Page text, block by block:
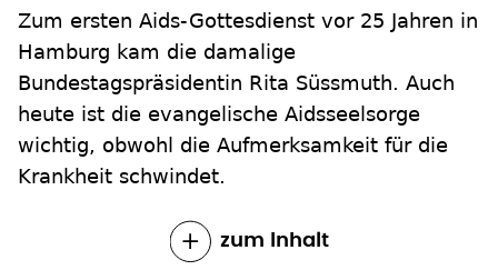
Zum ersten Aids-Gottesdienst vor 25 Jahren in
Hamburg kam die damalige
Bundestagspräsidentin Rita Süssmuth. Auch
heute ist die evangelische Aidsseelsorge
wichtig, obwohl die Aufmerksamkeit für die
Krankheit schwindet.
zum Inhalt